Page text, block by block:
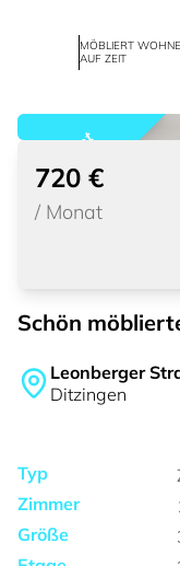
MÖBLIERT
AUF ZEIT
vermietet
720 €
/ Monat
Schön
Leonberger
Ditzingen
Typ
Zimmer
Größe